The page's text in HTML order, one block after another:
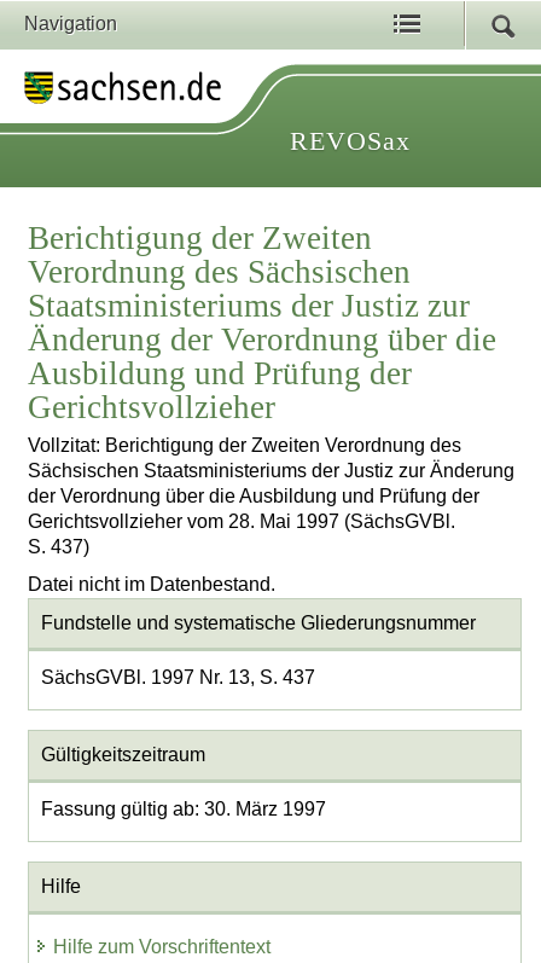
Navigation
REVOSax
Berichtigung der Zweiten
Verordnung des Sächsischen
Staatsministeriums der Justiz zur
Änderung der Verordnung über die
Ausbildung und Prüfung der
Gerichtsvollzieher
Vollzitat: Berichtigung der Zweiten Verordnung des
Sächsischen Staatsministeriums der Justiz zur Änderung
der Verordnung über die Ausbildung und Prüfung der
Gerichtsvollzieher vom 28. Mai 1997 (SächsGVBl.
S. 437)
Datei nicht im Datenbestand.
Fundstelle und systematische Gliederungsnummer
SächsGVBl. 1997 Nr. 13, S. 437
Gültigkeitszeitraum
Fassung gültig ab: 30. März 1997
Hilfe
Hilfe zum Vorschriftentext